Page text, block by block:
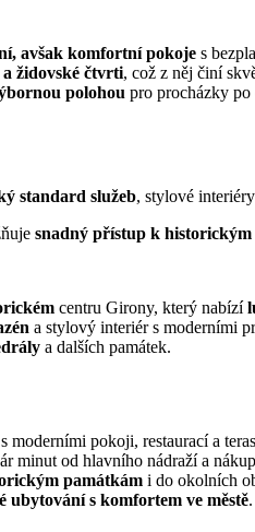
avšak komfortní pokoje s
židovské čtvrti, což z něj činí
polohou pro procházky po
standard služeb, stylové
snadný přístup k
centru Girony, který nabízí
a stylový interiér s moderními
a dalších památek.
s moderními pokoji, restaurací a
minut od hlavního nádraží a
památkám i do okolních
ubytování s komfortem ve městě.